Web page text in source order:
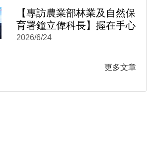
【專訪農業部林業及自然保
育署鐘立偉科長】握在手心
的是臺灣這座島嶼的紋理：
2026/6/24
更多文章